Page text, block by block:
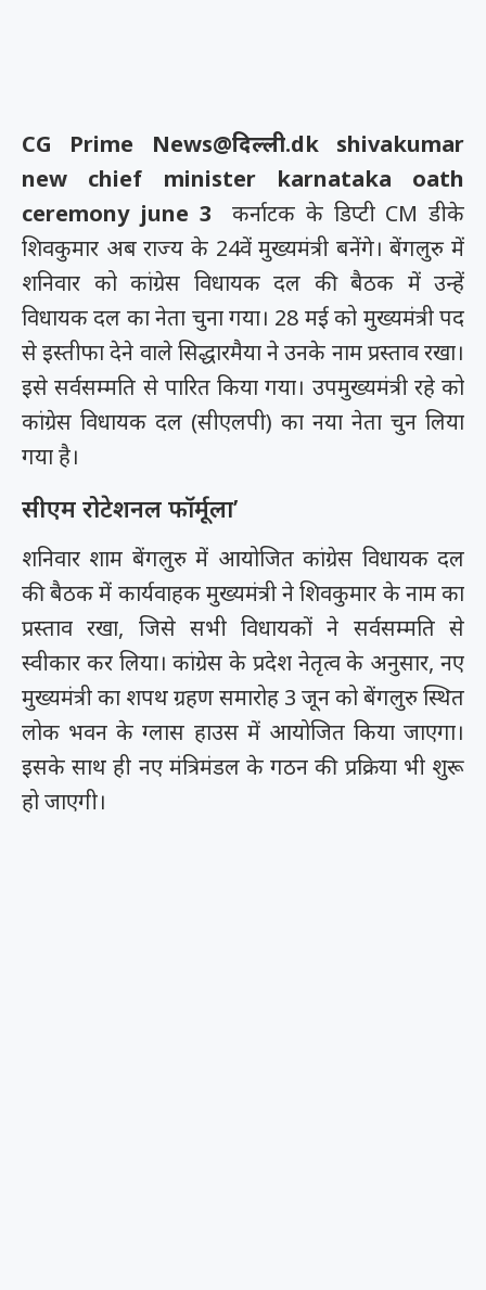
CG Prime News@दिल्ली.dk shivakumar
new chief minister karnataka oath
ceremony june 3
कर्नाटक के डिप्टी CM डीके
शिवकुमार अब राज्य के 24वें मुख्यमंत्री बनेंगे। बेंगलुरु में
शनिवार को कांग्रेस विधायक दल की बैठक में उन्हें
विधायक दल का नेता चुना गया। 28 मई को मुख्यमंत्री पद
से इस्तीफा देने वाले सिद्धारमैया ने उनके नाम प्रस्ताव रखा।
इसे सर्वसम्मति से पारित किया गया। उपमुख्यमंत्री रहे को
कांग्रेस विधायक दल (सीएलपी) का नया नेता चुन लिया
गया है।
सीएम रोटेशनल फॉर्मूला’
शनिवार शाम बेंगलुरु में आयोजित कांग्रेस विधायक दल
की बैठक में कार्यवाहक मुख्यमंत्री ने शिवकुमार के नाम का
प्रस्ताव रखा, जिसे सभी विधायकों ने सर्वसम्मति से
स्वीकार कर लिया। कांग्रेस के प्रदेश नेतृत्व के अनुसार, नए
मुख्यमंत्री का शपथ ग्रहण समारोह 3 जून को बेंगलुरु स्थित
लोक भवन के ग्लास हाउस में आयोजित किया जाएगा।
इसके साथ ही नए मंत्रिमंडल के गठन की प्रक्रिया भी शुरू
हो जाएगी।